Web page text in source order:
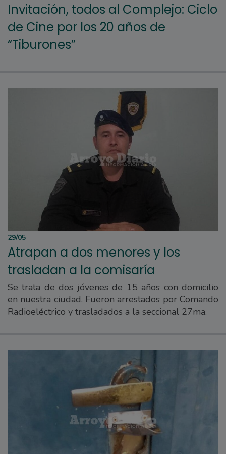
Invitación, todos al Complejo: Ciclo
de Cine por los 20 años de
“Tiburones”
29/05
Atrapan a dos menores y los
trasladan a la comisaría
Se trata de dos jóvenes de 15 años con domicilio
en nuestra ciudad. Fueron arrestados por Comando
Radioeléctrico y trasladados a la seccional 27ma.